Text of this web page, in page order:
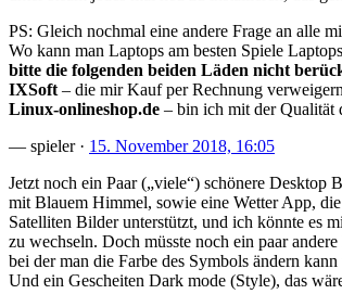
PS: Gleich nochmal eine andere Frage an alle
Wo kann man Laptops am besten Spiele
bitte die folgenden beiden Läden nicht
IXSoft – die mir Kauf per Rechnung
Linux-onlineshop.de – bin ich mit der Qualität
— spieler · 15. November 2018, 16:05
Jetzt noch ein Paar („viele“) schönere Desktop
mit Blauem Himmel, sowie eine Wetter App,
Satelliten Bilder unterstützt, und ich könnte es
zu wechseln. Doch müsste noch ein paar
bei der man die Farbe des Symbols ändern
Und ein Gescheiten Dark mode (Style), das